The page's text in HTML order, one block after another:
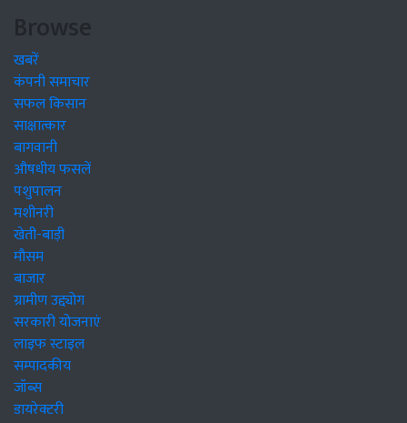
Browse
खबरें
कंपनी समाचार
सफल किसान
साक्षात्कार
बागवानी
औषधीय फसलें
पशुपालन
मशीनरी
खेती-बाड़ी
मौसम
बाजार
ग्रामीण उद्द्योग
सरकारी योजनाएं
लाइफ स्टाइल
सम्पादकीय
जॉब्स
डायरेक्टरी